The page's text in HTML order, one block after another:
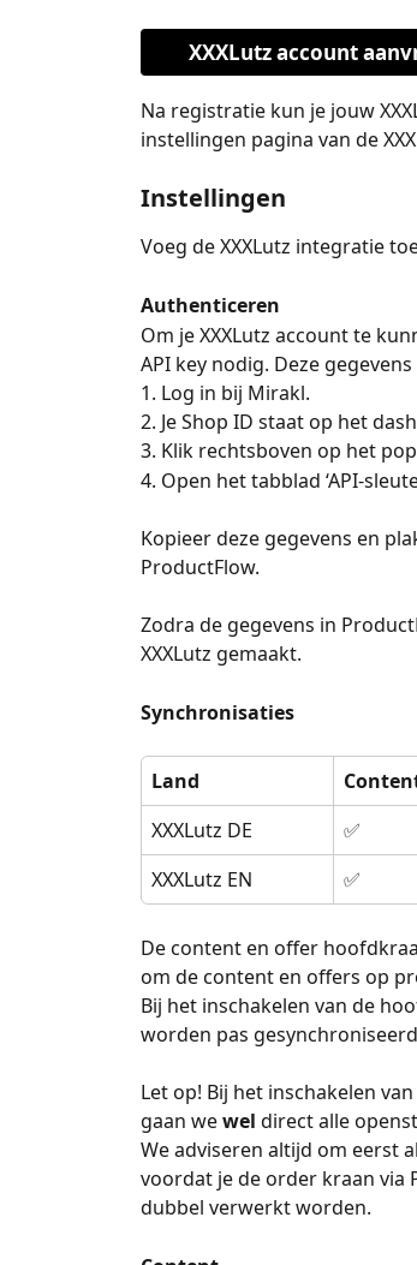
XXXLutz account
Na registratie kun je jouw
instellingen pagina van de
Instellingen
Voeg de XXXLutz integratie
Authenticeren
Om je XXXLutz account te
API key nodig. Deze
1. Log in bij Mirakl.
2. Je Shop ID staat op het
3. Klik rechtsboven op het
4. Open het tabblad ‘API-
Kopieer deze gegevens en
ProductFlow.
Zodra de gegevens in
XXXLutz gemaakt.
Synchronisaties
Land
XXXLutz DE
✅
XXXLutz EN
✅
De content en offer
om de content en offers op
Bij het inschakelen van de
worden pas
Let op! Bij het inschakelen
gaan we wel direct alle
We adviseren altijd om eerst
voordat je de order kraan via
dubbel verwerkt worden.